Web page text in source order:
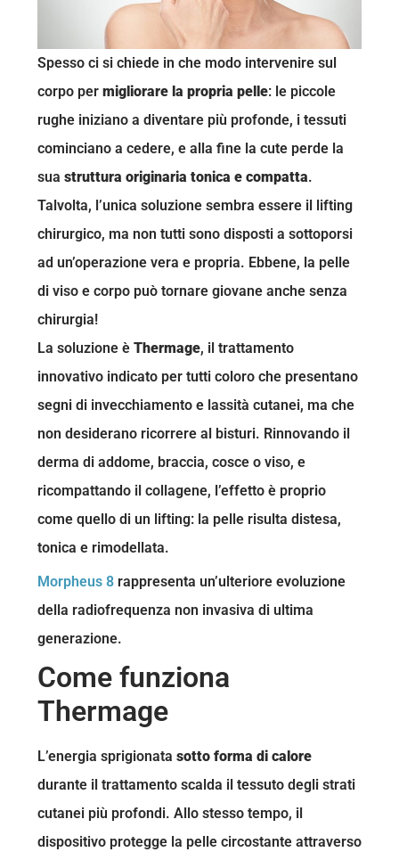
Spesso ci si chiede in che modo intervenire sul
corpo per migliorare la propria pelle: le piccole
rughe iniziano a diventare più profonde, i tessuti
cominciano a cedere, e alla fine la cute perde la
sua struttura originaria tonica e compatta.
Talvolta, l’unica soluzione sembra essere il lifting
chirurgico, ma non tutti sono disposti a sottoporsi
ad un’operazione vera e propria. Ebbene, la pelle
di viso e corpo può tornare giovane anche senza
chirurgia!
La soluzione è Thermage, il trattamento
innovativo indicato per tutti coloro che presentano
segni di invecchiamento e lassità cutanei, ma che
non desiderano ricorrere al bisturi. Rinnovando il
derma di addome, braccia, cosce o viso, e
ricompattando il collagene, l’effetto è proprio
come quello di un lifting: la pelle risulta distesa,
tonica e rimodellata.
Morpheus 8 rappresenta un’ulteriore evoluzione
della radiofrequenza non invasiva di ultima
generazione.
Come funziona
Thermage
L’energia sprigionata sotto forma di calore
durante il trattamento scalda il tessuto degli strati
cutanei più profondi. Allo stesso tempo, il
dispositivo protegge la pelle circostante attraverso